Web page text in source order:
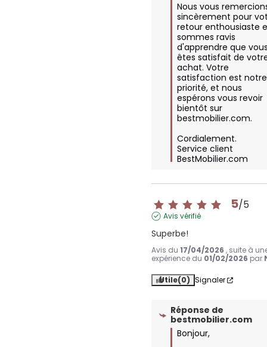
Nous vous
sincèrement pour
retour enthousiaste
sommes ravis
d'apprendre que
êtes satisfait de
achat. Votre
satisfaction est notre
priorité, et nous
espérons vous revoir
bientôt sur
bestmobilier.com.
Cordialement.
Service client
BestMobilier.com
5/5
Avis vérifié
Superbe!
Avis du17/04/2026 , suite à
expérience du 01/02/2026 par
Utile(0) Signaler
Réponse de
bestmobilier.com
Bonjour,